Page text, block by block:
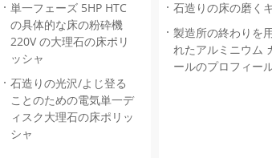
単一フェーズ 5HP HTC
の具体的な床の粉砕機
220V の大理石の床ポリ
ッシャ
石造りの光沢/よじ登る
ことのための電気単一デ
ィスク大理石の床ポリッ
シャ
石造りの床の磨く
製造所の終わりを
れたアルミニウム
ールのプロフィー